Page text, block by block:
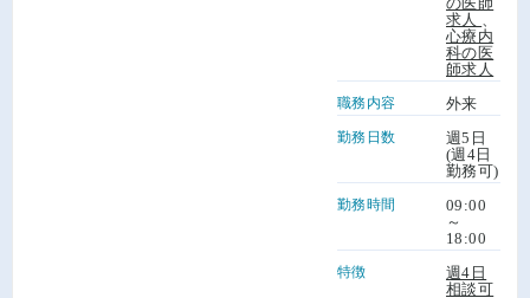
求人
心療内
科の医
師求人
職務内容 外来
勤務日数
週5日
(週4日
勤務可)
勤務時間
09:00
～
18:00
特徴
週4日
相談可